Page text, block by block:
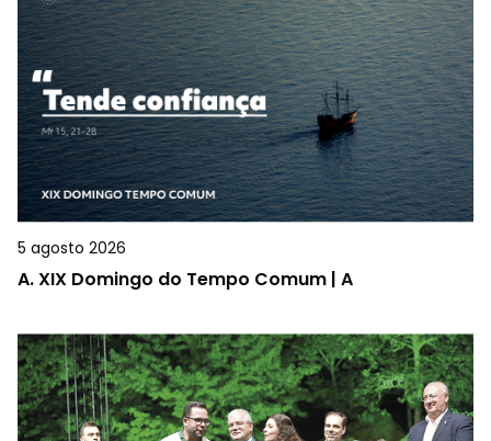
5 agosto 2026
A.XIX Domingo do Tempo Comum | A